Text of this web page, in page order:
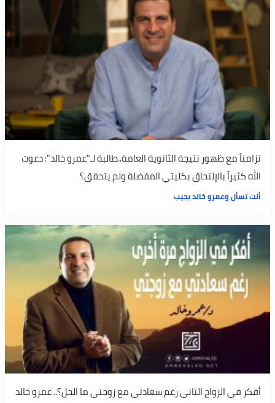
تزامناً مع ظهور نتيجة الثانوية العامة..طالبة لـ"عمرو خالد": دعوت
الله كثيراً بالإلتحاق بكليتي المفضلة ولم يتحقق؟
أنت تسأل وعمرو خالد يجيب
أفكر في الزواج الثاني رغم سعادتي مع زوجتي ما الحل؟.. عمرو خالد